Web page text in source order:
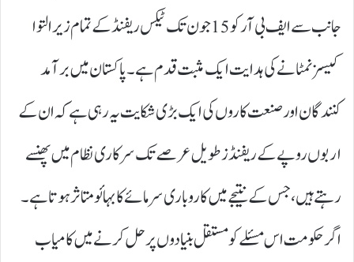
جانب سے ایف بی آر کو 15جون تک ٹیکس ریفنڈ کے تمام زیر التوا
کیسز نمٹانے کی ہدایت ایک مثبت قدم ہے۔ پاکستان میں برآمد
کنندگان اور صنعت کاروں کی ایک بڑی شکایت یہ رہی ہے کہ ان کے
اربوں روپے کے ریفنڈز طویل عرصے تک سرکاری نظام میں پھنسے
رہتے ہیں، جس کے نتیجے میں کاروباری سرمائے کا بہائو متاثر ہوتا ہے۔
اگر حکومت اس مسئلے کو مستقل بنیادوں پر حل کرنے میں کامیاب